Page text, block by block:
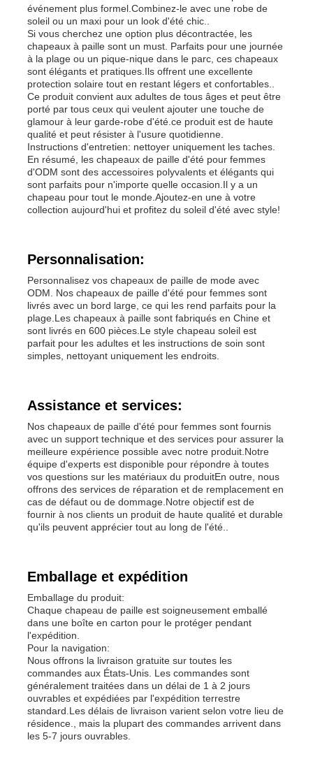
Legging Spandex Femme
Guêtres colorées de yoga
Entraîneur Socks de sports
les chaussettes des hommes géniaux
Les chaussettes de fantaisie des femmes
Chaussettes douces et confortables
Chapeaux de paille d'été pour femmes
Bonnets en tricot populaires
Gants de ski imperméabilisants
Gants tricotés pour l'hiver
événement plus formel.Combinez-le avec une robe de
soleil ou un maxi pour un look d'été chic..
Si vous cherchez une option plus décontractée, les
chapeaux à paille sont un must. Parfaits pour une journée
à la plage ou un pique-nique dans le parc, ces chapeaux
sont élégants et pratiques.Ils offrent une excellente
protection solaire tout en restant légers et confortables..
Ce produit convient aux adultes de tous âges et peut être
porté par tous ceux qui veulent ajouter une touche de
glamour à leur garde-robe d'été.ce produit est de haute
qualité et peut résister à l'usure quotidienne.
Instructions d'entretien: nettoyer uniquement les taches.
En résumé, les chapeaux de paille d'été pour femmes
d'ODM sont des accessoires polyvalents et élégants qui
sont parfaits pour n'importe quelle occasion.Il y a un
chapeau pour tout le monde.Ajoutez-en une à votre
collection aujourd'hui et profitez du soleil d'été avec style!
Personnalisation:
Personnalisez vos chapeaux de paille de mode avec
ODM. Nos chapeaux de paille d'été pour femmes sont
livrés avec un bord large, ce qui les rend parfaits pour la
plage.Les chapeaux à paille sont fabriqués en Chine et
sont livrés en 600 pièces.Le style chapeau soleil est
parfait pour les adultes et les instructions de soin sont
simples, nettoyant uniquement les endroits.
Assistance et services:
Nos chapeaux de paille d'été pour femmes sont fournis
avec un support technique et des services pour assurer la
meilleure expérience possible avec notre produit.Notre
équipe d'experts est disponible pour répondre à toutes
vos questions sur les matériaux du produitEn outre, nous
offrons des services de réparation et de remplacement en
cas de défaut ou de dommage.Notre objectif est de
fournir à nos clients un produit de haute qualité et durable
qu'ils peuvent apprécier tout au long de l'été..
Emballage et expédition
Emballage du produit:
Chaque chapeau de paille est soigneusement emballé
dans une boîte en carton pour le protéger pendant
l'expédition.
Pour la navigation:
Nous offrons la livraison gratuite sur toutes les
commandes aux États-Unis. Les commandes sont
généralement traitées dans un délai de 1 à 2 jours
ouvrables et expédiées par l'expédition terrestre
standard.Les délais de livraison varient selon votre lieu de
résidence., mais la plupart des commandes arrivent dans
les 5-7 jours ouvrables.